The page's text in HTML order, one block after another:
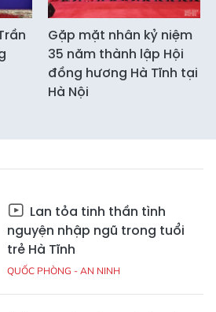
Gặp mặt nhân kỷ niệm
35 năm thành lập Hội
đồng hương Hà Tĩnh tại
Hà Nội
Lan tỏa tinh thần tình
nguyện nhập ngũ trong tuổi
trẻ Hà Tĩnh
QUỐC PHÒNG - AN NINH